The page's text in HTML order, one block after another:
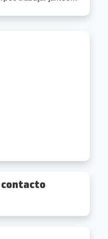
inusuales y
facilidad.